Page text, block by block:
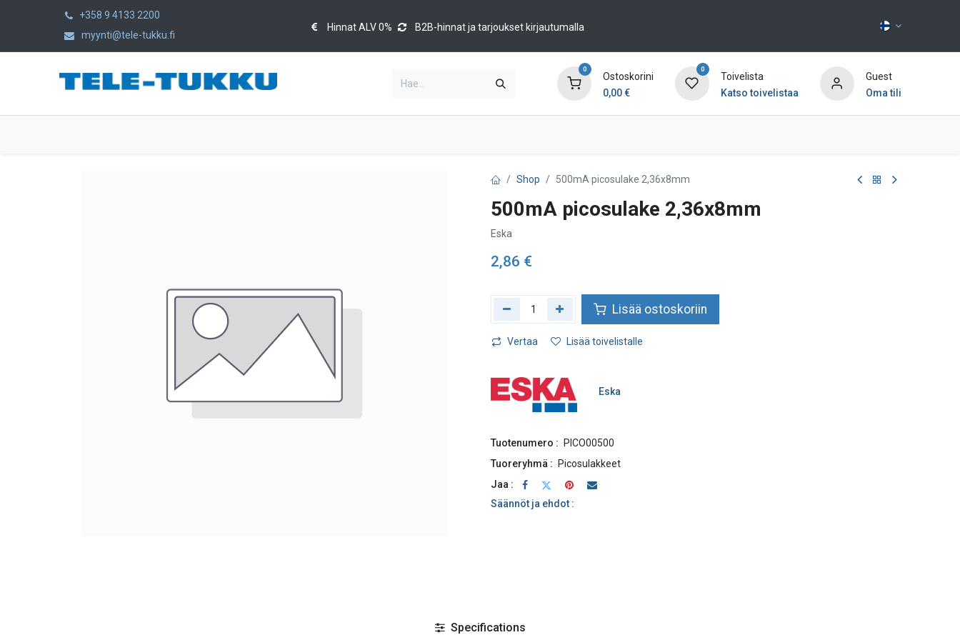
+358 9 4133 2200
myynti@tele-tukku.fi
Hinnat ALV 0% B2B-hinnat ja tarjoukset kirjautumalla
0
Ostoskorini
0,00€
0
Toivelista
Katso toivelistaa
Guest
Oma tili
Shop 500mA picosulake 2,36x8mm
500mA picosulake 2,36x8mm
Eska
2,86 €
Lisää ostoskoriin
Vertaa Lisää toivelistalle
Eska
Tuotenumero :
PICO00500
Tuoreryhmä :
Picosulakkeet
Jaa :
Säännöt ja ehdot :
Specifications